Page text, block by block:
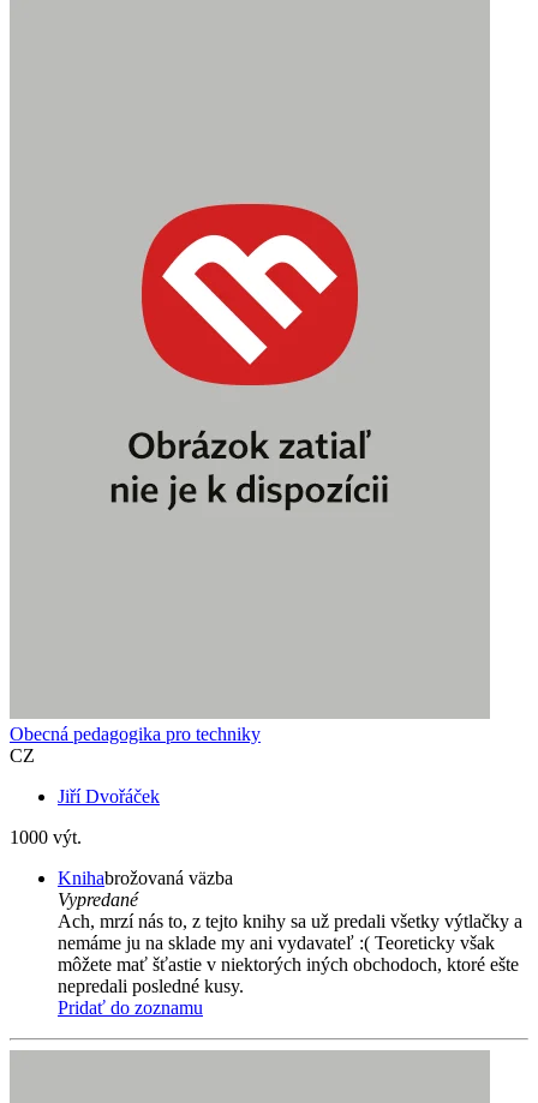
Obecná pedagogika pro techniky
CZ
Jiří Dvořáček
1000 výt.
Knihabrožovaná väzba
Vypredané
Ach, mrzí nás to, z tejto knihy sa už predali všetky výtlačky a
nemáme ju na sklade my ani vydavateľ :( Teoreticky však
môžete mať šťastie v niektorých iných obchodoch, ktoré ešte
nepredali posledné kusy.
Pridať do zoznamu